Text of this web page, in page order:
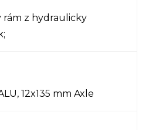
z hydraulicky
12x135 mm Axle